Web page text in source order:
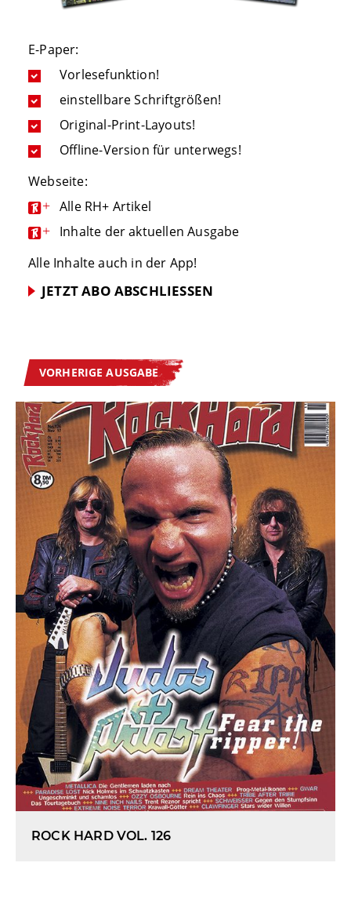
E-Paper:
Vorlesefunktion!
einstellbare Schriftgrößen!
Original-Print-Layouts!
Offline-Version für unterwegs!
Webseite:
+ Alle RH+ Artikel
+
Inhalte der aktuellen Ausgabe
Alle Inhalte auch in der App!
JETZT ABO ABSCHLIESSEN
VORHERIGE AUSGABE
ROCK HARD VOL. 126